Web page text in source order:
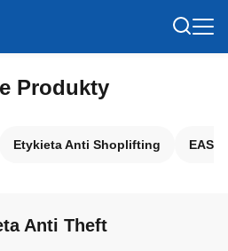
Produkty
Etykieta Anti Shoplifting EAS
Anti Theft